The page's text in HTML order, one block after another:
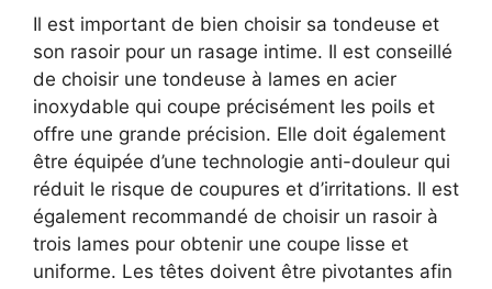
Il est important de bien choisir sa tondeuse et
son rasoir pour un rasage intime. Il est conseillé
de choisir une tondeuse à lames en acier
inoxydable qui coupe précisément les poils et
offre une grande précision. Elle doit également
être équipée d’une technologie anti-douleur qui
réduit le risque de coupures et d’irritations. Il est
également recommandé de choisir un rasoir à
trois lames pour obtenir une coupe lisse et
uniforme. Les têtes doivent être pivotantes afin